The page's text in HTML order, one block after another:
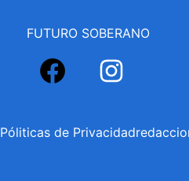
FUTURO SOBERANO
Póliticas de Privacidad